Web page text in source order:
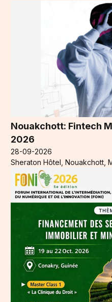
Nouakchott: Fintech
2026
28-09-2026
Sheraton Hôtel, Nouakchott,